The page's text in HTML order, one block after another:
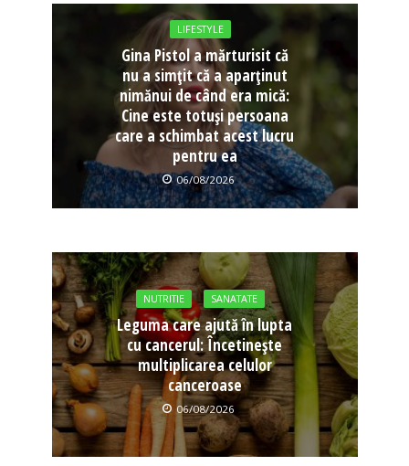
LIFESTYLE
Gina Pistol a mărturisit că
nu a simțit că a aparținut
nimănui de când era mică:
Cine este totuși persoana
care a schimbat acest lucru
pentru ea
06/08/2026
NUTRITIE SANATATE
Leguma care ajută în lupta
cu cancerul: Încetinește
multiplicarea celulor
canceroase
06/08/2026